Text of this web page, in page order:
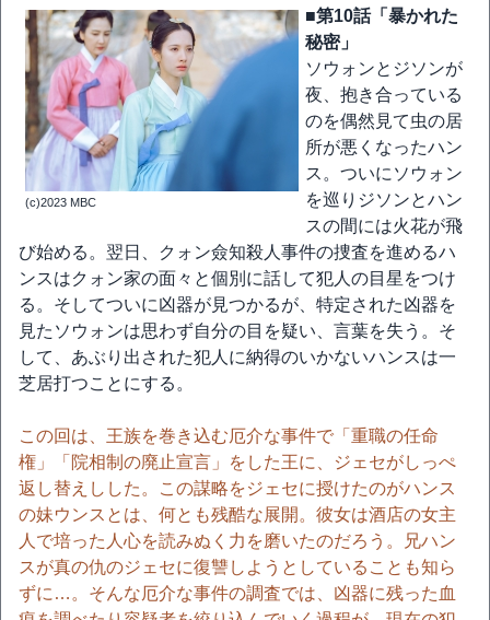
(c)2023 MBC
■第10話「暴かれた
秘密」
ソウォンとジソンが
夜、抱き合っている
のを偶然見て虫の居
所が悪くなったハン
ス。ついにソウォン
を巡りジソンとハン
スの間には火花が飛
び始める。翌日、クォン僉知殺人事件の捜査を進めるハ
ンスはクォン家の面々と個別に話して犯人の目星をつけ
る。そしてついに凶器が見つかるが、特定された凶器を
見たソウォンは思わず自分の目を疑い、言葉を失う。そ
して、あぶり出された犯人に納得のいかないハンスは一
芝居打つことにする。
この回は、王族を巻き込む厄介な事件で「重職の任命
権」「院相制の廃止宣言」をした王に、ジェセがしっぺ
返し替えしした。この謀略をジェセに授けたのがハンス
の妹ウンスとは、何とも残酷な展開。彼女は酒店の女主
人で培った人心を読みぬく力を磨いたのだろう。兄ハン
スが真の仇のジェセに復讐しようとしていることも知ら
ずに…。そんな厄介な事件の調査では、凶器に残った血